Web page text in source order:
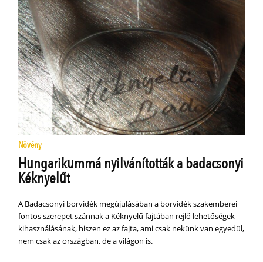
Növény
Hungarikummá nyilvánították a badacsonyi
Kéknyelűt
A Badacsonyi borvidék megújulásában a borvidék szakemberei
fontos szerepet szánnak a Kéknyelű fajtában rejlő lehetőségek
kihasználásának, hiszen ez az fajta, ami csak nekünk van egyedül,
nem csak az országban, de a világon is.